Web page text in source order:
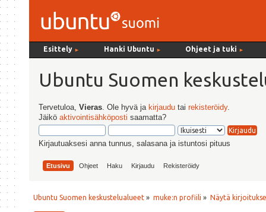
Esittely ► Hanki Ubuntu ► Ohjeet ja tuki ►
Ubuntu Suomen
Tervetuloa,Vieras . Ole hyvä ja kirjaudu tairekisteröidy.
Jäiköaktivointisähköposti saamatta?
Kirjautuaksesi anna tunnus, salasana ja istuntosi pituus
Etusivu Ohjeet Haku Kirjaudu Rekisteröidy
Ubuntu Suomen keskustelualueet » muke:n profiili » Näytä